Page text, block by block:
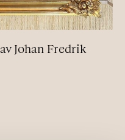
Johan Fredrik